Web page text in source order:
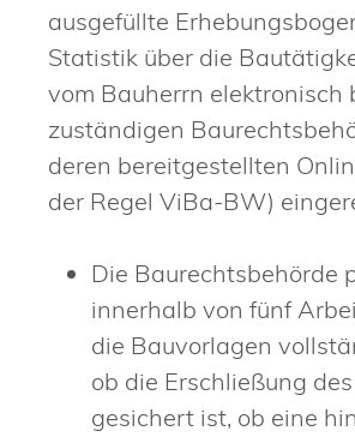
ausgefüllte
Statistik über die
vom Bauherrn elektronisch
zuständigen
deren bereitgestellten
der Regel ViBa-BW)
Die Baurechtsbehörde
innerhalb von fünf
die Bauvorlagen
ob die Erschließung
gesichert ist, ob eine